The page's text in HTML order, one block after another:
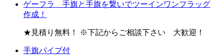
ゲーフラ 手旗と手旗を繋いでツーインワンフラッグ
作成！
★見積り無料！ ※下記からご相談下さい 大歓迎！
手旗パイプ付